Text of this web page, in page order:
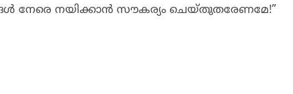
നേരെ നയിക്കാന്‍ സൗകര്യം ചെയ്തുതരേണമേ!”